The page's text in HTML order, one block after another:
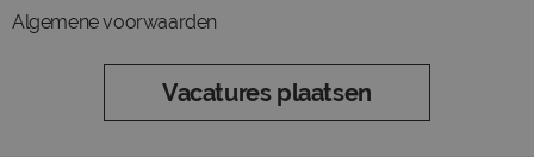
Algemene voorwaarden
Vacatures plaatsen